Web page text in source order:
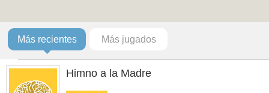
Más recientes Más jugados
Himno a la Madre